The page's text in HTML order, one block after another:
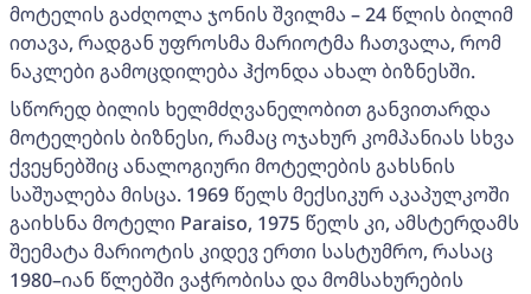
მოტელის გაძღოლა ჯონის შვილმა – 24 წლის ბილიმ
ითავა, რადგან უფროსმა მარიოტმა ჩათვალა, რომ
ნაკლები გამოცდილება ჰქონდა ახალ ბიზნესში.
სწორედ ბილის ხელმძღვანელობით განვითარდა
მოტელების ბიზნესი, რამაც ოჯახურ კომპანიას სხვა
ქვეყნებშიც ანალოგიური მოტელების გახსნის
საშუალება მისცა. 1969 წელს მექსიკურ აკაპულკოში
გაიხსნა მოტელი Paraiso, 1975 წელს კი, ამსტერდამს
შეემატა მარიოტის კიდევ ერთი სასტუმრო, რასაც
1980–იან წლებში ვაჭრობისა და მომსახურების